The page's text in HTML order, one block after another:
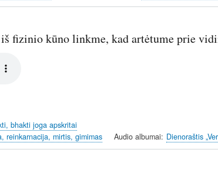
fizinio kūno linkme, kad artėtume prie
bhakti joga apskritai
reinkarnacija, mirtis, gimimas
Audio albumai Dienoraštis